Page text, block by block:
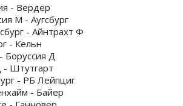
- Вердер
М - Аугсбург
- Айнтрахт Ф
- Кельн
Боруссия Д
- Штутгарт
- РБ Лейпциг
- Байер